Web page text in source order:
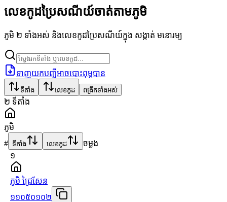
លេខកូដប្រៃសណីយ៍ចាត់តាមភូមិ
ភូមិ ២ ទាំងអស់ និងលេខកូដប្រៃសណីយ៍ក្នុង សង្កាត់ មនោរម្យ
ទាញយកបញ្ជីអាចបោះពុម្ភបាន
ទីតាំង លេខកូដ ពង្រីកទាំងអស់
២ ទីតាំង
ភូមិ
# ទីតាំង លេខកូដ
ចម្លង
១
ភូមិ ជ្រៃសែន
១១០៥០១០២